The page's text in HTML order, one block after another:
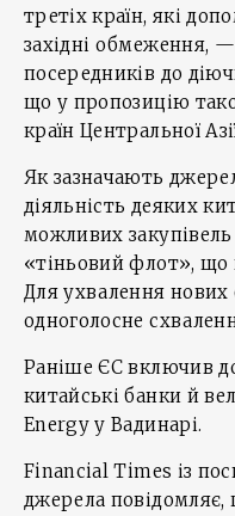
третіх країн, які
західні обмеження,
посередників до
що у пропозицію
країн Центральної
Як зазначають
діяльність деяких
можливих закупівель
«тіньовий флот», що
Для ухвалення
одноголосне
Раніше ЄС включив
китайські банки й
Energy у Вадинарі.
Financial Times із
джерела